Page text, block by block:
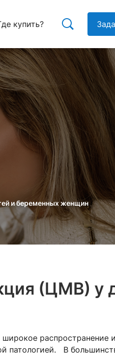
купить?
и беременных женщин
(ЦМВ) у
распространение
патологией. В